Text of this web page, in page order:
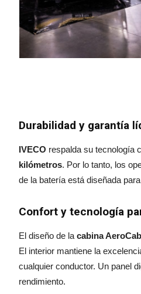
Durabilidad y garantía
IVECO respalda su tecnología
kilómetros. Por lo tanto, los
de la batería está diseñada
Confort y tecnología
El diseño de lacabina AeroCab
El interior mantiene la
cualquier conductor. Un panel
rendimiento.